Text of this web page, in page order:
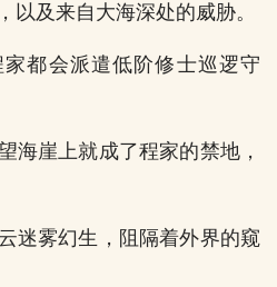
以及来自大海深处的威胁。
都会派遣低阶修士巡逻守
海崖上就成了程家的禁地，
迷雾幻生，阻隔着外界的窥